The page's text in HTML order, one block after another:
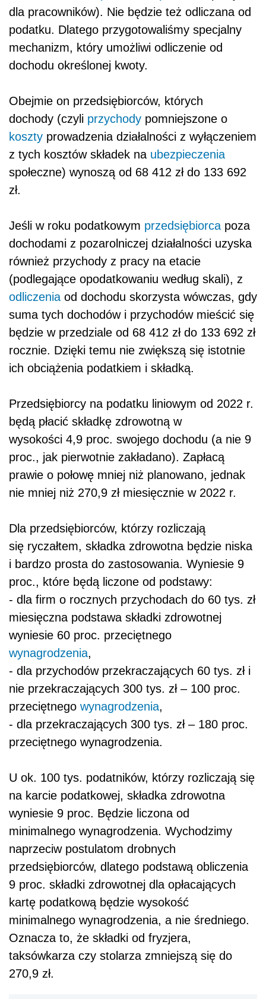
dla pracowników). Nie będzie też odliczana od
podatku. Dlatego przygotowaliśmy specjalny
mechanizm, który umożliwi odliczenie od
dochodu określonej kwoty.
Obejmie on przedsiębiorców, których
dochody (czyli przychody pomniejszone o
koszty prowadzenia działalności z wyłączeniem
z tych kosztów składek na ubezpieczenia
społeczne) wynoszą od 68 412 zł do 133 692
zł.
Jeśli w roku podatkowym przedsiębiorca poza
dochodami z pozarolniczej działalności uzyska
również przychody z pracy na etacie
(podlegające opodatkowaniu według skali), z
odliczenia od dochodu skorzysta wówczas, gdy
suma tych dochodów i przychodów mieścić się
będzie w przedziale od 68 412 zł do 133 692 zł
rocznie. Dzięki temu nie zwiększą się istotnie
ich obciążenia podatkiem i składką.
Przedsiębiorcy na podatku liniowym od 2022 r.
będą płacić składkę zdrowotną w
wysokości 4,9 proc. swojego dochodu (a nie 9
proc., jak pierwotnie zakładano). Zapłacą
prawie o połowę mniej niż planowano, jednak
nie mniej niż 270,9 zł miesięcznie w 2022 r.
Dla przedsiębiorców, którzy rozliczają
się ryczałtem, składka zdrowotna będzie niska
i bardzo prosta do zastosowania. Wyniesie 9
proc., które będą liczone od podstawy:
- dla firm o rocznych przychodach do 60 tys. zł
miesięczna podstawa składki zdrowotnej
wyniesie 60 proc. przeciętnego
wynagrodzenia,
- dla przychodów przekraczających 60 tys. zł i
nie przekraczających 300 tys. zł – 100 proc.
przeciętnego wynagrodzenia,
- dla przekraczających 300 tys. zł – 180 proc.
przeciętnego wynagrodzenia.
U ok. 100 tys. podatników, którzy rozliczają się
na karcie podatkowej, składka zdrowotna
wyniesie 9 proc. Będzie liczona od
minimalnego wynagrodzenia. Wychodzimy
naprzeciw postulatom drobnych
przedsiębiorców, dlatego podstawą obliczenia
9 proc. składki zdrowotnej dla opłacających
kartę podatkową będzie wysokość
minimalnego wynagrodzenia, a nie średniego.
Oznacza to, że składki od fryzjera,
taksówkarza czy stolarza zmniejszą się do
270,9 zł.